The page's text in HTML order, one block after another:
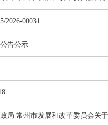
2026-00031
公告公示
局 常州市发展和改革委员会关